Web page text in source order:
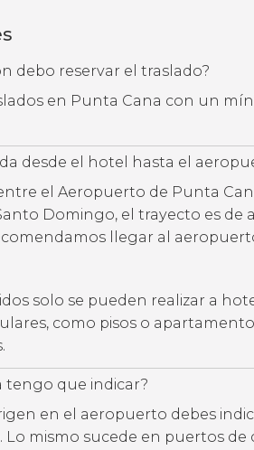
debo reservar el traslado?
en Punta Cana con un
desde el hotel hasta el
el Aeropuerto de Punta
Domingo, el trayecto es de
llegar al
solo se pueden realizar a
como pisos o
tengo que indicar?
en el aeropuerto debes
mismo sucede en puertos de